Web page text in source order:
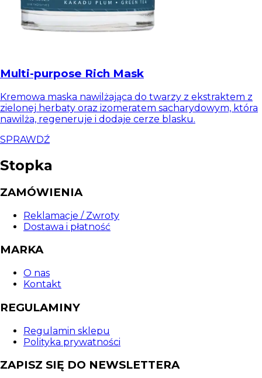
Multi-purpose Rich Mask
Kremowa maska nawilżająca do twarzy z ekstraktem z
zielonej herbaty oraz izomeratem sacharydowym, która
nawilża, regeneruje i dodaje cerze blasku.
SPRAWDŹ
Stopka
ZAMÓWIENIA
Reklamacje / Zwroty
Dostawa i płatność
MARKA
O nas
Kontakt
REGULAMINY
Regulamin sklepu
Polityka prywatności
ZAPISZ SIĘ DO NEWSLETTERA